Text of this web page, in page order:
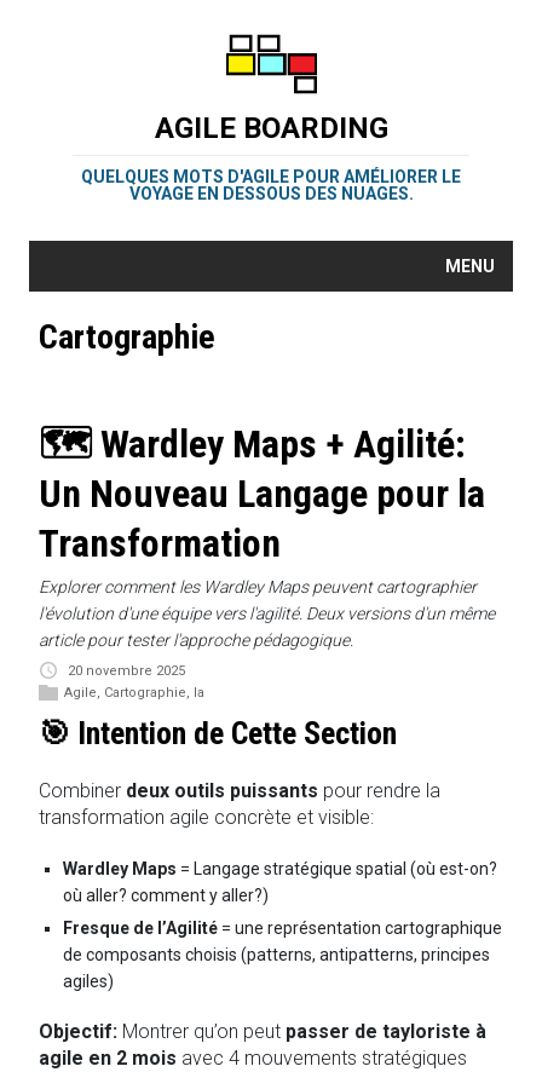
AGILE BOARDING
QUELQUES MOTS D'AGILE POUR AMÉLIORER LE
VOYAGE EN DESSOUS DES NUAGES.
MENU
Cartographie
🗺️ Wardley Maps + Agilité:
Un Nouveau Langage pour la
Transformation
Explorer comment les Wardley Maps peuvent cartographier
l'évolution d'une équipe vers l'agilité. Deux versions d'un même
article pour tester l'approche pédagogique.
20 novembre 2025
Agile
Cartographie Ia
🎯 Intention de Cette Section
Combiner deux outils puissants pour rendre la
transformation agile concrète et visible:
Wardley Maps = Langage stratégique spatial (où est-on?
où aller? comment y aller?)
Fresque de l’Agilité = une représentation cartographique
de composants choisis (patterns, antipatterns, principes
agiles)
Objectif: Montrer qu’on peut passer de tayloriste à
agile en 2 mois avec 4 mouvements stratégiques